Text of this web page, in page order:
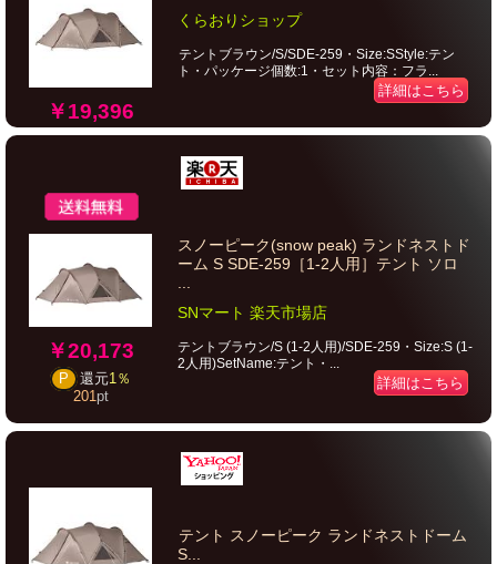
￥19,396
くらおりショップ
テントブラウン/S/SDE-259・Size:SStyle:テン
ト・パッケージ個数:1・セット内容：フラ...
詳細はこちら
￥20,173
P 還元1％
201pt
スノーピーク(snow peak) ランドネストド
ーム S SDE-259［1-2人用］テント ソロ
SNマート 楽天市場店
テントブラウン/S (1-2人用)/SDE-259・Size:S (1-
2人用)SetName:テント・...
詳細はこちら
テント スノーピーク ランドネストドーム
S...